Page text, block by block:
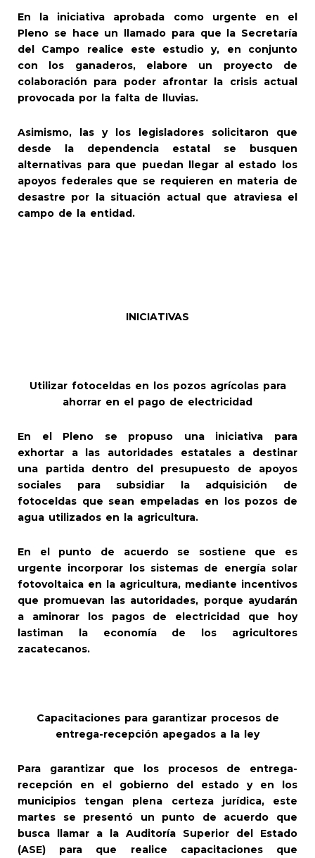
En la iniciativa aprobada como urgente en el
Pleno se hace un llamado para que la Secretaría
del Campo realice este estudio y, en conjunto
con los ganaderos, elabore un proyecto de
colaboración para poder afrontar la crisis actual
provocada por la falta de lluvias.
Asimismo, las y los legisladores solicitaron que
desde la dependencia estatal se busquen
alternativas para que puedan llegar al estado los
apoyos federales que se requieren en materia de
desastre por la situación actual que atraviesa el
campo de la entidad.
INICIATIVAS
Utilizar fotoceldas en los pozos agrícolas para
ahorrar en el pago de electricidad
En el Pleno se propuso una iniciativa para
exhortar a las autoridades estatales a destinar
una partida dentro del presupuesto de apoyos
sociales para subsidiar la adquisición de
fotoceldas que sean empeladas en los pozos de
agua utilizados en la agricultura.
En el punto de acuerdo se sostiene que es
urgente incorporar los sistemas de energía solar
fotovoltaica en la agricultura, mediante incentivos
que promuevan las autoridades, porque ayudarán
a aminorar los pagos de electricidad que hoy
lastiman la economía de los agricultores
zacatecanos.
Capacitaciones para garantizar procesos de
entrega-recepción apegados a la ley
Para garantizar que los procesos de entrega-
recepción en el gobierno del estado y en los
municipios tengan plena certeza jurídica, este
martes se presentó un punto de acuerdo que
busca llamar a la Auditoría Superior del Estado
(ASE) para que realice capacitaciones que